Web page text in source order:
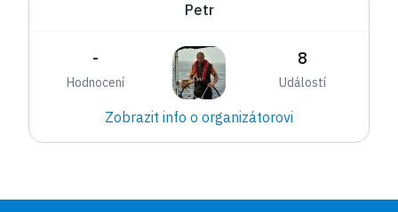
Petr
-
Hodnocení
8
Událostí
Zobrazit info o organizátorovi